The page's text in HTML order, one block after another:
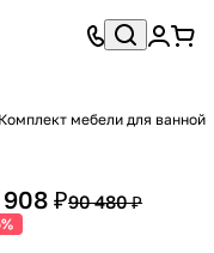
Комплект мебели для ванной
₽90 480 ₽